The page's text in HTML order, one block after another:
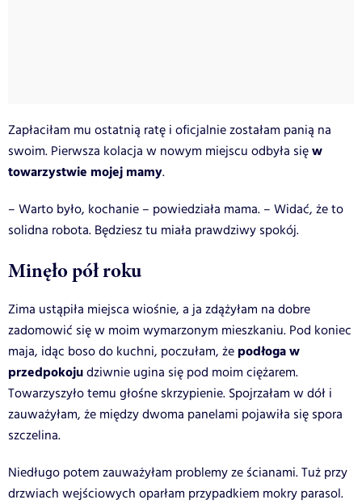
Zapłaciłam mu ostatnią ratę i oficjalnie zostałam panią na
swoim. Pierwsza kolacja w nowym miejscu odbyła sięw
towarzystwie mojej mamy.
– Warto było, kochanie – powiedziała mama. – Widać, że to
solidna robota. Będziesz tu miała prawdziwy spokój.
Minęło pół roku
Zima ustąpiła miejsca wiośnie, a ja zdążyłam na dobre
zadomowić się w moim wymarzonym mieszkaniu. Pod koniec
maja, idąc boso do kuchni, poczułam, że podłoga w
przedpokojudziwnie ugina się pod moim ciężarem.
Towarzyszyło temu głośne skrzypienie. Spojrzałam w dół i
zauważyłam, że między dwoma panelami pojawiła się spora
szczelina.
Niedługo potem zauważyłam problemy ze ścianami. Tuż przy
drzwiach wejściowych oparłam przypadkiem mokry parasol.